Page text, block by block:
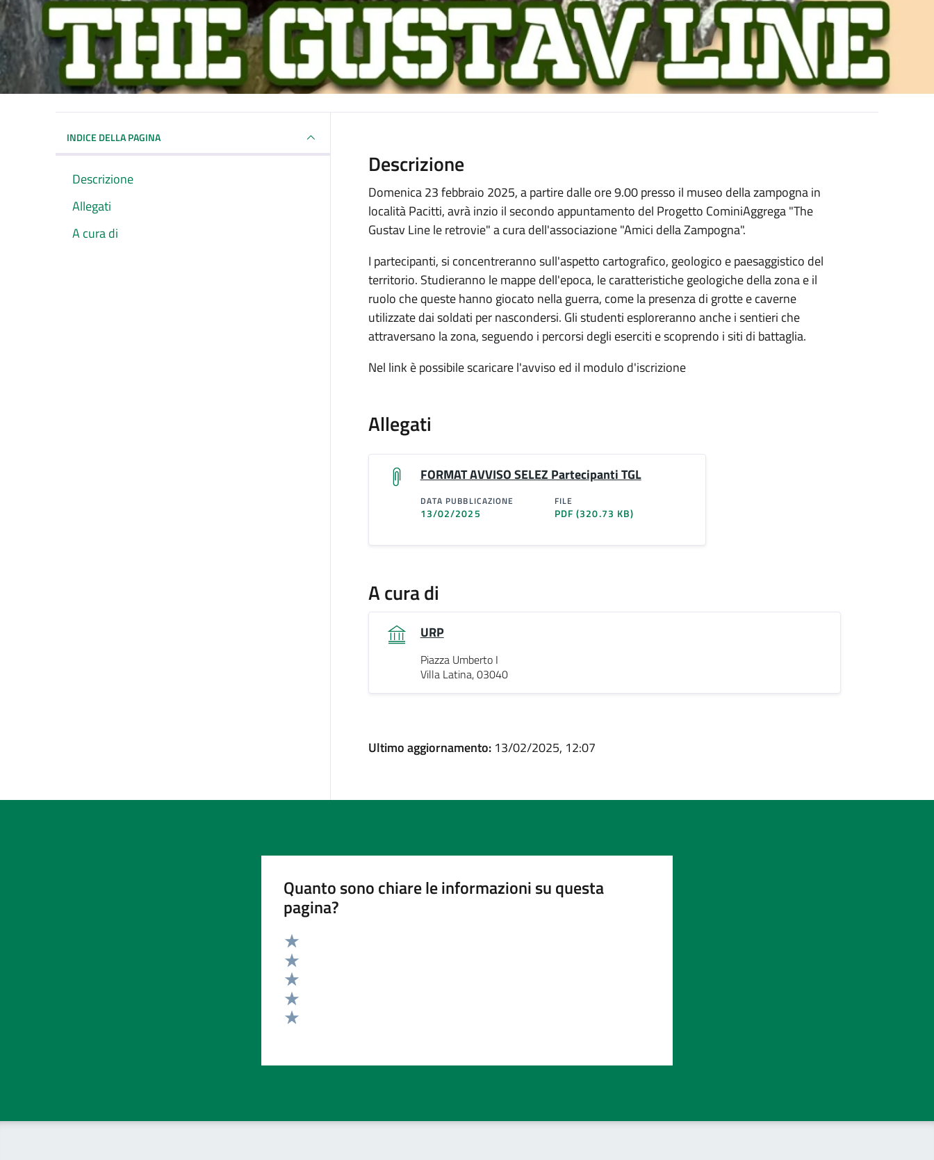
INDICE DELLA PAGINA
Descrizione
Allegati
A cura di
Descrizione
Domenica 23 febbraio 2025, a partire dalle ore 9.00 presso il museo della zampogna in
località Pacitti, avrà inzio il secondo appuntamento del Progetto CominiAggrega "The
Gustav Line le retrovie" a cura dell'associazione "Amici della Zampogna".
I partecipanti, si concentreranno sull'aspetto cartografico, geologico e paesaggistico del
territorio. Studieranno le mappe dell'epoca, le caratteristiche geologiche della zona e il
ruolo che queste hanno giocato nella guerra, come la presenza di grotte e caverne
utilizzate dai soldati per nascondersi. Gli studenti esploreranno anche i sentieri che
attraversano la zona, seguendo i percorsi degli eserciti e scoprendo i siti di battaglia.
Nel link è possibile scaricare l'avviso ed il modulo d'iscrizione
Allegati
FORMAT AVVISO SELEZ Partecipanti TGL
DATA PUBBLICAZIONE
13/02/2025
FILE
PDF(320.73 KB)
A cura di
URP
Piazza Umberto I
Villa Latina, 03040
Ultimo aggiornamento: 13/02/2025, 12:07
Quanto sono chiare le informazioni su questa
pagina?
Valuta 5 stelle su 5
Valuta 4 stelle su 5
Valuta 3 stelle su 5
Valuta 2 stelle su 5